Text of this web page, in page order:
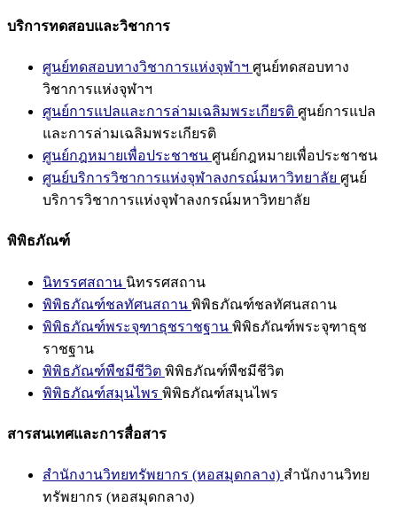
บริการทดสอบและวิชาการ
ศูนย์ทดสอบทางวิชาการแห่งจุฬาฯ ศูนย์ทดสอบทาง
วิชาการแห่งจุฬาฯ
ศูนย์การแปลและการล่ามเฉลิมพระเกียรติ ศูนย์การแปล
และการล่ามเฉลิมพระเกียรติ
ศูนย์กฎหมายเพื่อประชาชน ศูนย์กฎหมายเพื่อประชาชน
ศูนย์บริการวิชาการแห่งจุฬาลงกรณ์มหาวิทยาลัย ศูนย์
บริการวิชาการแห่งจุฬาลงกรณ์มหาวิทยาลัย
พิพิธภัณฑ์
นิทรรศสถาน นิทรรศสถาน
พิพิธภัณฑ์ชลทัศนสถาน พิพิธภัณฑ์ชลทัศนสถาน
พิพิธภัณฑ์พระจุฑาธุชราชฐาน พิพิธภัณฑ์พระจุฑาธุช
ราชฐาน
พิพิธภัณฑ์พืชมีชีวิต พิพิธภัณฑ์พืชมีชีวิต
พิพิธภัณฑ์สมุนไพร พิพิธภัณฑ์สมุนไพร
สารสนเทศและการสื่อสาร
สำนักงานวิทยทรัพยากร (หอสมุดกลาง) สำนักงานวิทย
ทรัพยากร (หอสมุดกลาง)